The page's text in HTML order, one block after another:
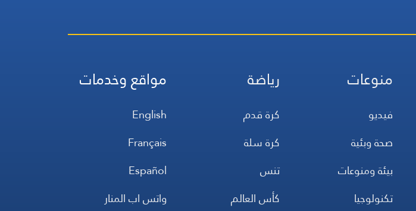
منوعات
فيديو
صحة وبئية
بيئة ومنوعات
تكنولوجيا
رياضة
كرة قدم
كرة سلة
تنس
كأس العالم
مواقع وخدمات
English
Français
Español
واتس اب المنار